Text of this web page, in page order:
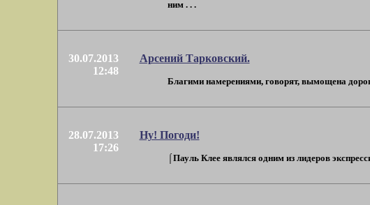
ним . . .
30.07.2013
12:48
Арсений Тарковский.
Благими намерениями, говорят, вымощена
28.07.2013
17:26
Ну! Погоди!
⌠Пауль Клее являлся одним из лидеров